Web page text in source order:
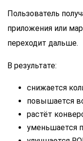
Пользователь
приложения или
переходит дальше.
В результате:
снижается
повышается
растёт
уменьшается